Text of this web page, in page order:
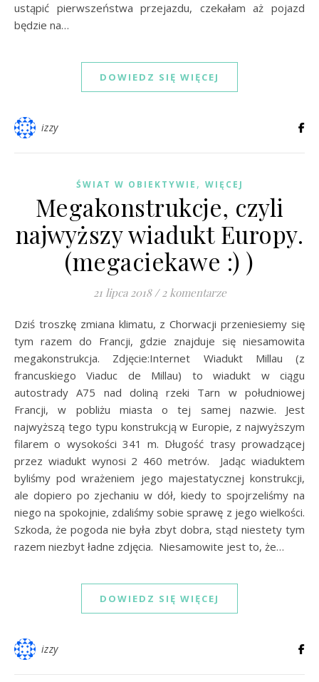
ustąpić pierwszeństwa przejazdu, czekałam aż pojazd
będzie na…
DOWIEDZ SIĘ WIĘCEJ
izzy
ŚWIAT W OBIEKTYWIE , WIĘCEJ
Megakonstrukcje, czyli
najwyższy wiadukt Europy.
(megaciekawe :) )
21 lipca 2018 / 2 komentarze
Dziś troszkę zmiana klimatu, z Chorwacji przeniesiemy się
tym razem do Francji, gdzie znajduje się niesamowita
megakonstrukcja. Zdjęcie:Internet Wiadukt Millau (z
francuskiego Viaduc de Millau) to wiadukt w ciągu
autostrady A75 nad doliną rzeki Tarn w południowej
Francji, w pobliżu miasta o tej samej nazwie. Jest
najwyższą tego typu konstrukcją w Europie, z najwyższym
filarem o wysokości 341 m. Długość trasy prowadzącej
przez wiadukt wynosi 2 460 metrów. Jadąc wiaduktem
byliśmy pod wrażeniem jego majestatycznej konstrukcji,
ale dopiero po zjechaniu w dół, kiedy to spojrzeliśmy na
niego na spokojnie, zdaliśmy sobie sprawę z jego wielkości.
Szkoda, że pogoda nie była zbyt dobra, stąd niestety tym
razem niezbyt ładne zdjęcia. Niesamowite jest to, że…
DOWIEDZ SIĘ WIĘCEJ
izzy